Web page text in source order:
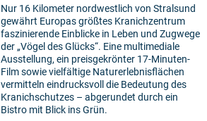
Nur 16 Kilometer nordwestlich von Stralsund
gewährt Europas größtes Kranichzentrum
faszinierende Einblicke in Leben und Zugwege
der „Vögel des Glücks“. Eine multimediale
Ausstellung, ein preisgekrönter 17-Minuten-
Film sowie vielfältige Naturerlebnisflächen
vermitteln eindrucksvoll die Bedeutung des
Kranichschutzes – abgerundet durch ein
Bistro mit Blick ins Grün.